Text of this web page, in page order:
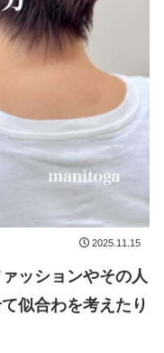
2025.11.15
ッションやその人
似合わを考えたり